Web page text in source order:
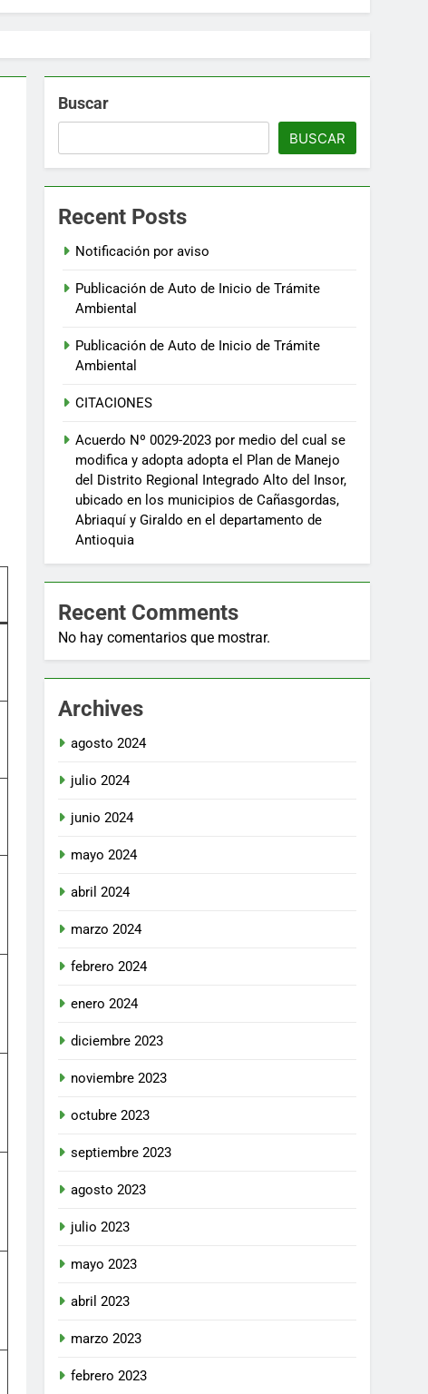
Buscar
BUSCAR
Recent Posts
Notificación por aviso
Publicación de Auto de Inicio de Trámite
Ambiental
Publicación de Auto de Inicio de Trámite
Ambiental
CITACIONES
Acuerdo Nº 0029-2023 por medio del cual se
modifica y adopta adopta el Plan de Manejo
del Distrito Regional Integrado Alto del Insor,
ubicado en los municipios de Cañasgordas,
Abriaquí y Giraldo en el departamento de
Antioquia
Recent Comments
No hay comentarios que mostrar.
Archives
agosto 2024
julio 2024
junio 2024
mayo 2024
abril 2024
marzo 2024
febrero 2024
enero 2024
diciembre 2023
noviembre 2023
octubre 2023
septiembre 2023
agosto 2023
julio 2023
mayo 2023
abril 2023
marzo 2023
febrero 2023